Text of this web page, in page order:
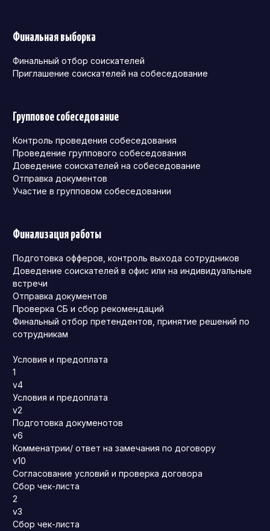
Финальная выборка
Финальный отбор соискателей
Приглашение соискателей на собеседование
Групповое собеседование
Контроль проведения собеседования
Проведение группового собеседования
Доведение соискателей на собеседование
Отправка документов
Участие в групповом собеседовании
Финализация работы
Подготовка офферов, контроль выхода сотрудников
Доведение соискателей в офис или на индивидуальные
встречи
Отправка документов
Проверка СБ и сбор рекомендаций
Финальный отбор претендентов, принятие решений по
сотрудникам
Условия и предоплата
1
v4
Условия и предоплата
v2
Подготовка докуменотов
v6
Комменатрии/ ответ на замечания по договору
v10
Согласование условий и проверка договора
Сбор чек-листа
2
v3
Сбор чек-листа